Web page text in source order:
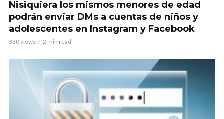
Nisiquiera los mismos menores de edad
podrán enviar DMs a cuentas de niños y
adolescentes en Instagram y Facebook
330 views 2 min read